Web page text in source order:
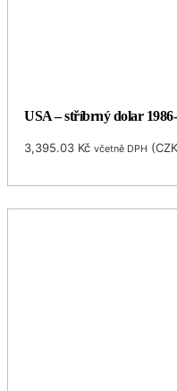
USA – stříbrný dolar
3,395.03 Kč včetně DPH (